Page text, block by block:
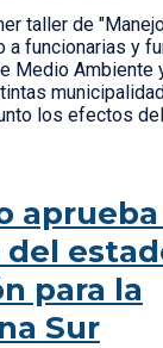
taller de
a funcionarias y
Medio Ambiente
los efectos
para la
Sur